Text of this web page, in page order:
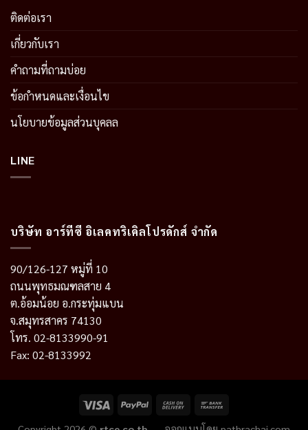
ติดต่อเรา
เกี่ยวกับเรา
คำถามที่ถามบ่อย
ข้อกำหนดและเงื่อนไข
นโยบายข้อมูลส่วนบุคลล
LINE
บริษัท อาร์ทีซี อิเลคทริเคิลโปรดักส์ จำกัด
90/126-127 หมู่ที่ 10
ถนนพุทธมณฑลสาย 4
ต.อ้อมน้อย อ.กระทุ่มแบน
จ.สมุทรสาคร 74130
โทร. 02-8133990-91
Fax: 02-8133992